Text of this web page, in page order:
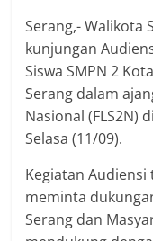
Serang,- Walikota
kunjungan
Siswa SMPN 2
Serang dalam
Nasional (FLS2N)
Selasa (11/09).
Kegiatan
meminta
Serang dan